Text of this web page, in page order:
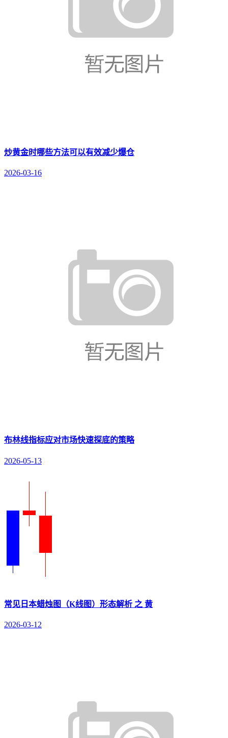
炒黄金时哪些方法可以有效减少爆仓
2026-03-16
布林线指标应对市场快速探底的策略
2026-05-13
常见日本蜡烛图（K线图）形态解析 之 黄
2026-03-12